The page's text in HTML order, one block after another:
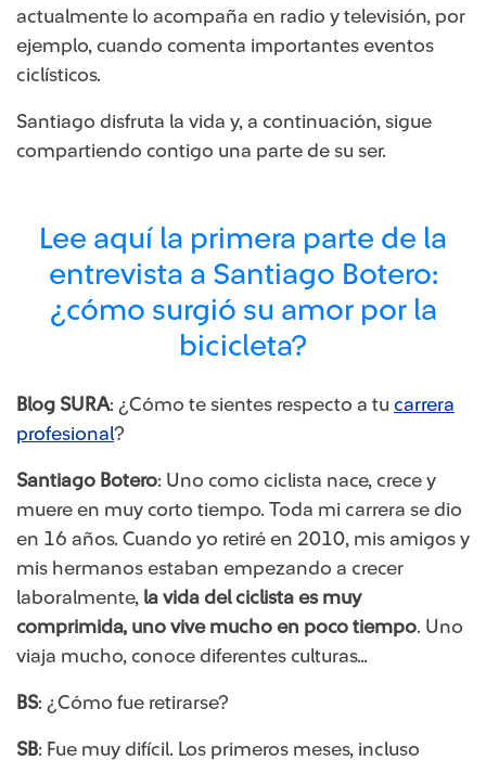
actualmente lo acompaña en radio y televisión, por
ejemplo, cuando comenta importantes eventos
ciclísticos.
Santiago disfruta la vida y, a continuación, sigue
compartiendo contigo una parte de su ser.
Lee aquí la primera parte de la
entrevista a Santiago Botero:
¿cómo surgió su amor por la
bicicleta?
Blog SURA: ¿Cómo te sientes respecto a tu carrera
profesional?
Santiago Botero: Uno como ciclista nace, crece y
muere en muy corto tiempo. Toda mi carrera se dio
en 16 años. Cuando yo retiré en 2010, mis amigos y
mis hermanos estaban empezando a crecer
laboralmente, la vida del ciclista es muy
comprimida, uno vive mucho en poco tiempo. Uno
viaja mucho, conoce diferentes culturas…
BS: ¿Cómo fue retirarse?
SB: Fue muy difícil. Los primeros meses, incluso